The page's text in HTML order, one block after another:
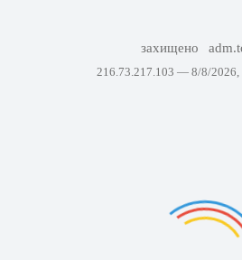
захищено
216.73.217.103 — 8/8/